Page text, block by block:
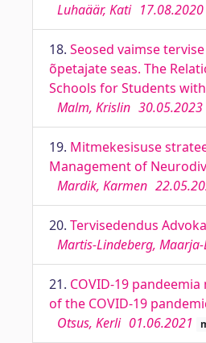
Luhaäär, Kati 17.08.2020
18. Seosed vaimse
õpetajate seas. The
Schools for Students
Malm, Krislin 30.05.2023
19. Mitmekesisuse
Management of
Mardik, Karmen
20. Tervisedendus
Martis-Lindeberg,
21. COVID-19
of the COVID-19
Otsus, Kerli 01.06.2021